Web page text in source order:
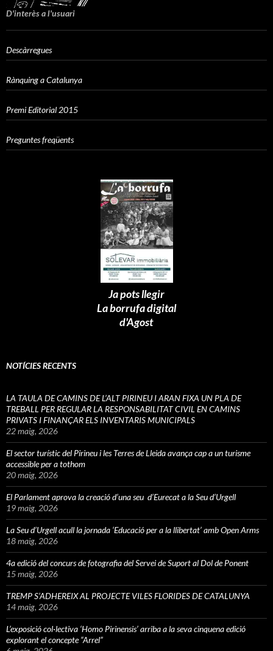
D'interès a l'usuari
Descàrregues
Rànquing a Catalunya
Premi Editorial 2015
Preguntes freqüents
Ja pots llegir
La borrufa digital
d'Agost
NOTÍCIES RECENTS
LA TAULA DE CAMINS DE L’ALT PIRINEU I ARAN FIXA UN PLA DE
TREBALL PER REGULAR LA RESPONSABILITAT CIVIL EN CAMINS
PRIVATS I FINANÇAR ELS INVENTARIS MUNICIPALS
22 maig, 2026
El sector turístic del Pirineu i les Terres de Lleida avança cap a un turisme
accessible per a tothom
20 maig, 2026
El Parlament aprova la creació d’una seu d’Eurecat a la Seu d’Urgell
19 maig, 2026
La Seu d’Urgell acull la jornada ‘Educació per a la llibertat’ amb Open Arms
18 maig, 2026
4a edició del concurs de fotografia del Servei de Suport al Dol de Ponent
15 maig, 2026
TREMP S’ADHEREIX AL PROJECTE VILES FLORIDES DE CATALUNYA
14 maig, 2026
L’exposició col·lectiva ‘Homo Pirinensis’ arriba a la seva cinquena edició
explorant el concepte “Arrel”